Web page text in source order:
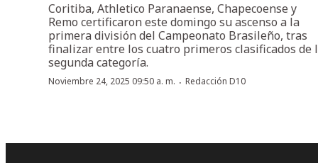
Coritiba, Athletico Paranaense, Chapecoense y
Remo certificaron este domingo su ascenso a la
primera división del Campeonato Brasileño, tras
finalizar entre los cuatro primeros clasificados de
segunda categoría.
Noviembre 24, 2025 09:50 a. m. · Redacción D10